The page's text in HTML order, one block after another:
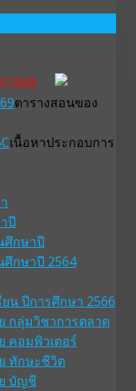
2568
ตารางสอนของ
เนื้อหาประกอบการ
ปี
ศึกษาปี
ศึกษาปี 2564
น ปีการศึกษา 2566
กลุ่มวิชาการตลาด
คอมพิวเตอร์
ทักษะชีวิต
บัญชี